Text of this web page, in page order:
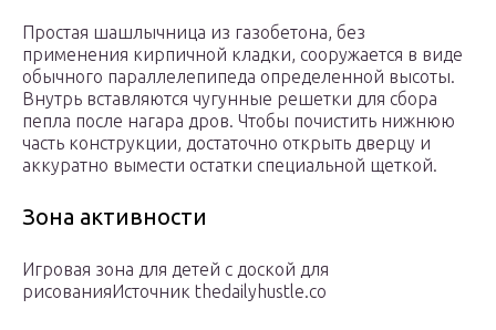
Простая шашлычница из газобетона, без
применения кирпичной кладки, сооружается в виде
обычного параллелепипеда определенной высоты.
Внутрь вставляются чугунные решетки для сбора
пепла после нагара дров. Чтобы почистить нижнюю
часть конструкции, достаточно открыть дверцу и
аккуратно вымести остатки специальной щеткой.
Зона активности
Игровая зона для детей с доской для
рисованияИсточник thedailyhustle.co